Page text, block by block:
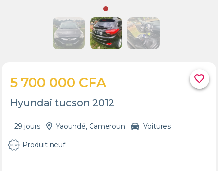
favorite_border
5 700 000 CFA
Hyundai tucson 2012
29 jours Yaoundé, Cameroun Voitures
Produit neuf